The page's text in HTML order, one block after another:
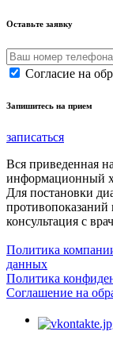
Оставьте заявку
Согласие на
Запишитесь на прием
записаться
Вся приведенная
информационный
Для постановки
противопоказаний
консультация с
Политика
данных
Политика
Соглашение на